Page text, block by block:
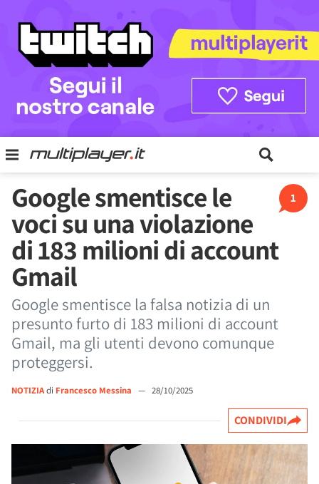
1
Google smentisce le
voci su una violazione
di 183 milioni di account
Gmail
Google smentisce la falsa notizia di un
presunto furto di 183 milioni di account
Gmail, ma gli utenti devono comunque
proteggersi.
NOTIZIAdi Francesco Messina — 28/10/2025
CONDIVIDI